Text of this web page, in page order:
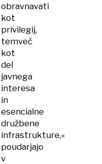
obravnavati
kot
privilegij,
temveč
kot
del
javnega
interesa
in
esencialne
družbene
infrastrukture,«
poudarjajo
v